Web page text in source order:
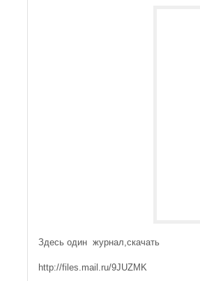
Здесь один журнал,скачать
http://files.mail.ru/9JUZMK